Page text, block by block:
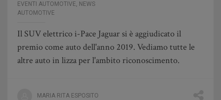
EVENTI AUTOMOTIVE, NEWS
AUTOMOTIVE
Il SUV elettrico i-Pace Jaguar si è aggiudicato il
premio come auto dell'anno 2019. Vediamo tutte le
altre auto in lizza per l'ambito riconoscimento.
MARIA RITA ESPOSITO